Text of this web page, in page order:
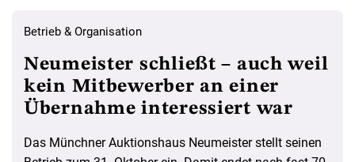
Betrieb & Organisation
Neumeister schließt – auch weil
kein Mitbewerber an einer
Übernahme interessiert war
Das Münchner Auktionshaus Neumeister stellt seinen